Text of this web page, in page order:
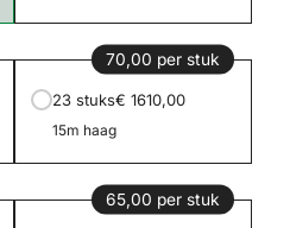
70,00 per stuk
23 stuks€ 1610,00
15m haag
65,00 per stuk